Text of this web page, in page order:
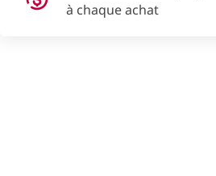
à chaque achat